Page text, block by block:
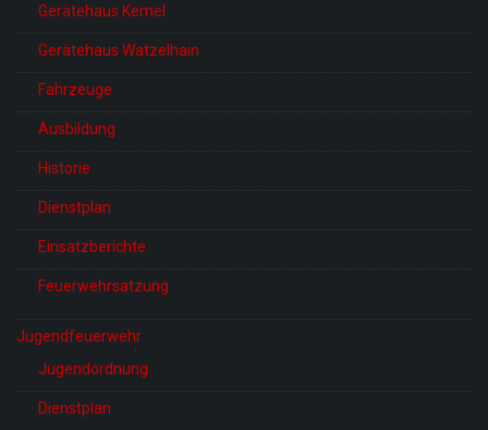
Gerätehaus Kemel
Gerätehaus Watzelhain
Fahrzeuge
Ausbildung
Historie
Dienstplan
Einsatzberichte
Feuerwehrsatzung
Jugendfeuerwehr
Jugendordnung
Dienstplan